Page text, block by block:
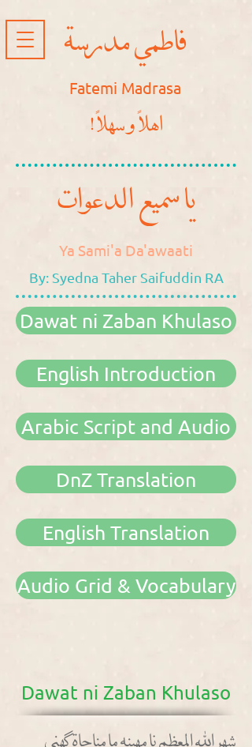
فاطمي مدرسة
Fatemi Madrasa
!اهلاً و سهلاً
يا سميع الدعوات
Ya Sami'a Da'awaati
By: Syedna Taher Saifuddin RA
Dawat ni Zaban Khulaso
English Introduction
Arabic Script and Audio
DnZ Translation
English Translation
Audio Grid & Vocabulary
Dawat ni Zaban Khulaso